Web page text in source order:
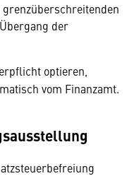
der
optieren,
vom Finanzamt.